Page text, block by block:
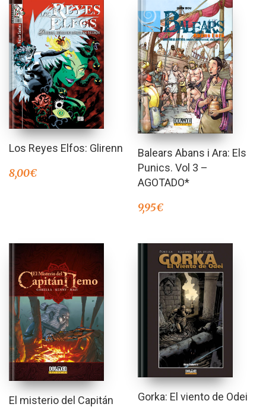
Los Reyes Elfos: Glirenn
8,00€
Balears Abans i Ara: Els
Punics. Vol 3 –
AGOTADO*
9,95€
El misterio del Capitán
Gorka: El viento de Odei